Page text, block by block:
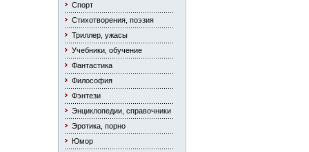
Спорт
Стихотворения, поэзия
Триллер, ужасы
Учебники, обучение
Фантастика
Философия
Фэнтези
Энциклопедии, справочники
Эротика, порно
Юмор